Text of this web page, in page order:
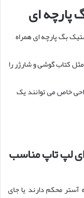
پارچه ای
بگ پارچه ای همراه
کتاب گوشی و شارژر را
خاص می توانند یک
لپ تاپ مناسب
آستر محکم دارند یا جای